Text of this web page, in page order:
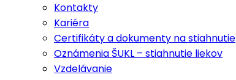
Kontakty
Kariéra
Certifikáty a dokumenty na stiahnutie
Oznámenia ŠUKL – stiahnutie liekov
Vzdelávanie